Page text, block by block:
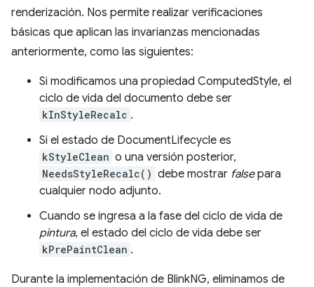
renderización. Nos permite realizar verificaciones
básicas que aplican las invarianzas mencionadas
anteriormente, como las siguientes:
Si modificamos una propiedad ComputedStyle, el
ciclo de vida del documento debe ser
kInStyleRecalc .
Si el estado de DocumentLifecycle es
kStyleClean o una versión posterior,
NeedsStyleRecalc() debe mostrar falsepara
cualquier nodo adjunto.
Cuando se ingresa a la fase del ciclo de vida de
pintura, el estado del ciclo de vida debe ser
kPrePaintClean .
Durante la implementación de BlinkNG, eliminamos de